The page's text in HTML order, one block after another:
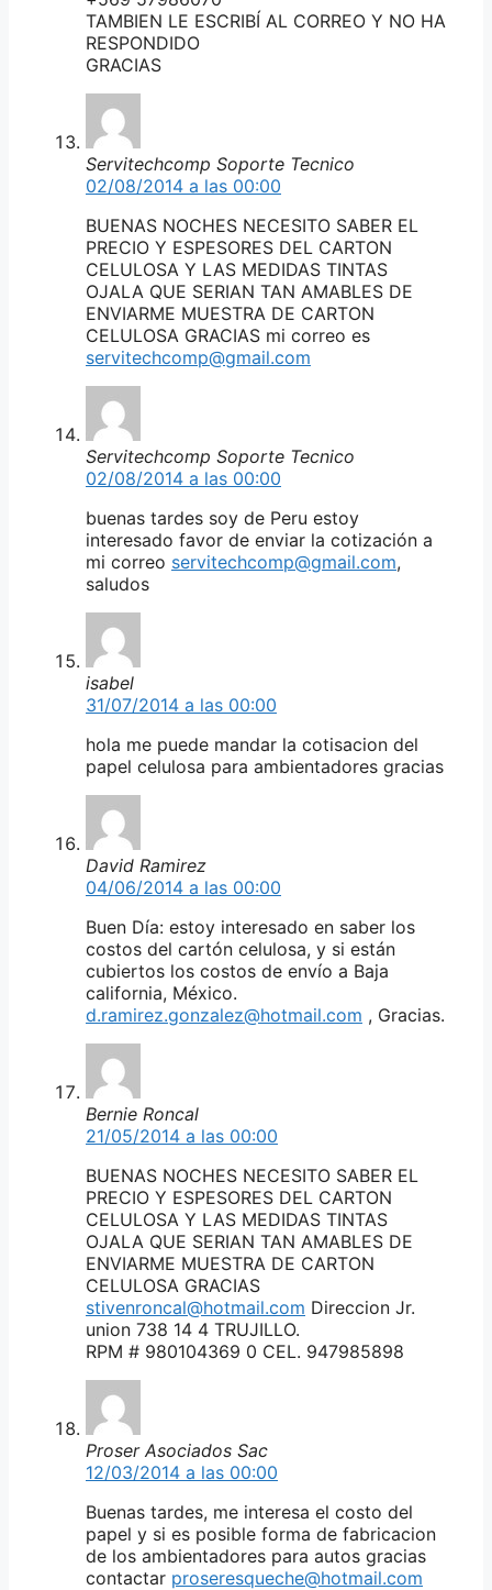
TAMBIEN LE ESCRIBÍ AL CORREO Y NO HA
RESPONDIDO
GRACIAS
Servitechcomp Soporte Tecnico
02/08/2014 a las 00:00
BUENAS NOCHES NECESITO SABER EL
PRECIO Y ESPESORES DEL CARTON
CELULOSA Y LAS MEDIDAS TINTAS
OJALA QUE SERIAN TAN AMABLES DE
ENVIARME MUESTRA DE CARTON
CELULOSA GRACIAS mi correo es
servitechcomp@gmail.com
Servitechcomp Soporte Tecnico
02/08/2014 a las 00:00
buenas tardes soy de Peru estoy
interesado favor de enviar la cotización a
mi correo servitechcomp@gmail.com,
saludos
isabel
31/07/2014 a las 00:00
hola me puede mandar la cotisacion del
papel celulosa para ambientadores gracias
David Ramirez
04/06/2014 a las 00:00
Buen Día: estoy interesado en saber los
costos del cartón celulosa, y si están
cubiertos los costos de envío a Baja
california, México.
d.ramirez.gonzalez@hotmail.com , Gracias.
Bernie Roncal
21/05/2014 a las 00:00
BUENAS NOCHES NECESITO SABER EL
PRECIO Y ESPESORES DEL CARTON
CELULOSA Y LAS MEDIDAS TINTAS
OJALA QUE SERIAN TAN AMABLES DE
ENVIARME MUESTRA DE CARTON
CELULOSA GRACIAS
stivenroncal@hotmail.com Direccion Jr.
union 738 14 4 TRUJILLO.
RPM # 980104369 0 CEL. 947985898
Proser Asociados Sac
12/03/2014 a las 00:00
Buenas tardes, me interesa el costo del
papel y si es posible forma de fabricacion
de los ambientadores para autos gracias
contactar proseresqueche@hotmail.com